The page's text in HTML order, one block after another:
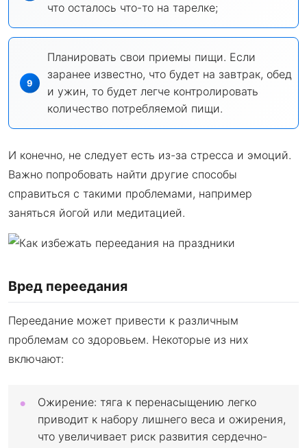
что осталось что-то на тарелке;
Планировать свои приемы пищи. Если
заранее известно, что будет на завтрак, обед
и ужин, то будет легче контролировать
количество потребляемой пищи.
И конечно, не следует есть из-за стресса и эмоций.
Важно попробовать найти другие способы
справиться с такими проблемами, например
заняться йогой или медитацией.
Вред переедания
Переедание может привести к различным
проблемам со здоровьем. Некоторые из них
включают:
Ожирение: тяга к перенасыщению легко
приводит к набору лишнего веса и ожирения,
что увеличивает риск развития сердечно-